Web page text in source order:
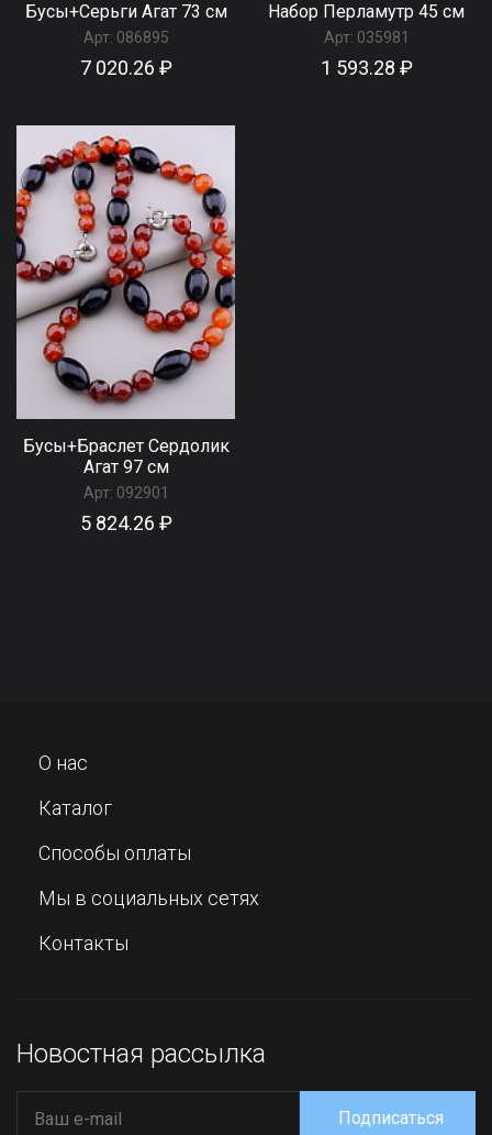
Бусы+Серьги Агат 73 см
Арт: 086895
7 020.26 ₽
Набор Перламутр 45 см
Арт: 035981
1 593.28 ₽
Бусы+Браслет Сердолик
Агат 97 см
Арт: 092901
5 824.26 ₽
О нас
Каталог
Способы оплаты
Мы в социальных сетях
Контакты
Новостная рассылка
Подписаться